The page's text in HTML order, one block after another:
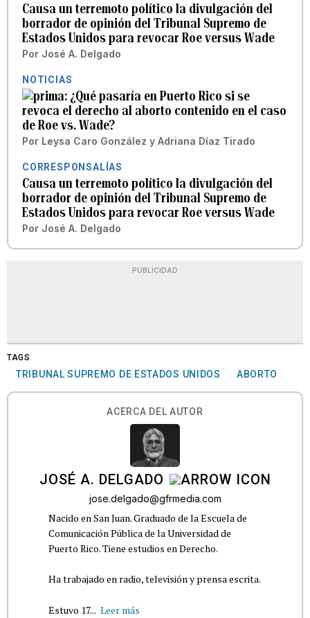
Causa un terremoto político la divulgación del
borrador de opinión del Tribunal Supremo de
Estados Unidos para revocar Roe versus Wade
Por José A. Delgado
NOTICIAS
¿Qué pasaría en Puerto Rico si se
revoca el derecho al aborto contenido en el caso
de Roe vs. Wade?
Por Leysa Caro González y Adriana Díaz Tirado
CORRESPONSALÍAS
Causa un terremoto político la divulgación del
borrador de opinión del Tribunal Supremo de
Estados Unidos para revocar Roe versus Wade
Por José A. Delgado
PUBLICIDAD
TAGS
TRIBUNAL SUPREMO DE ESTADOS UNIDOS ABORTO
ACERCA DEL AUTOR
JOSÉ A. DELGADO
jose.delgado@gfrmedia.com
Nacido en San Juan. Graduado de la Escuela de
Comunicación Pública de la Universidad de
Puerto Rico. Tiene estudios en Derecho.
Ha trabajado en radio, televisión y prensa escrita.
Estuvo 17... Leer más